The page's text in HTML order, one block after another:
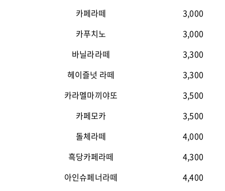
카페라떼
3,000
카푸치노
3,000
바닐라라떼
3,300
헤이즐넛 라떼
3,300
카라멜마끼야또
3,500
카페모카
3,500
돌체라떼
4,000
흑당카페라떼
4,300
아인슈페너라떼
4,400